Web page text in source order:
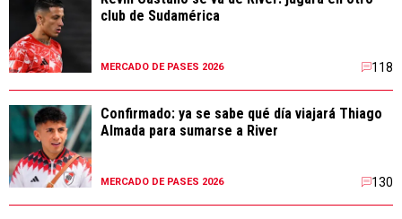
club de Sudamérica
MERCADO DE PASES 2026 118
Confirmado: ya se sabe qué día viajará Thiago
Almada para sumarse a River
MERCADO DE PASES 2026 130